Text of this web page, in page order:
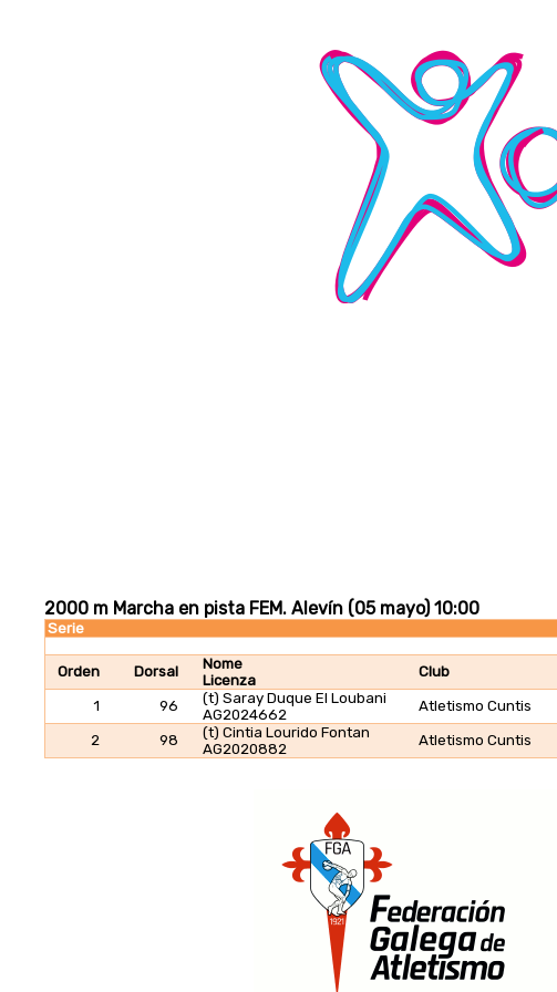
Serie
Orden Dorsal
Nome
Licenza
Club
1 96
(t) Saray Duque El Loubani
AG2024662
Atletismo Cuntis
2 98
(t) Cintia Lourido Fontan
AG2020882
Atletismo Cuntis
2000 m Marcha en pista FEM. Alevín (05 mayo) 10:00